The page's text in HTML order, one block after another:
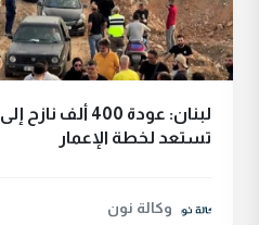
لبنان: عودة 400
تستعد لخطة الإعمار
وكالة نون